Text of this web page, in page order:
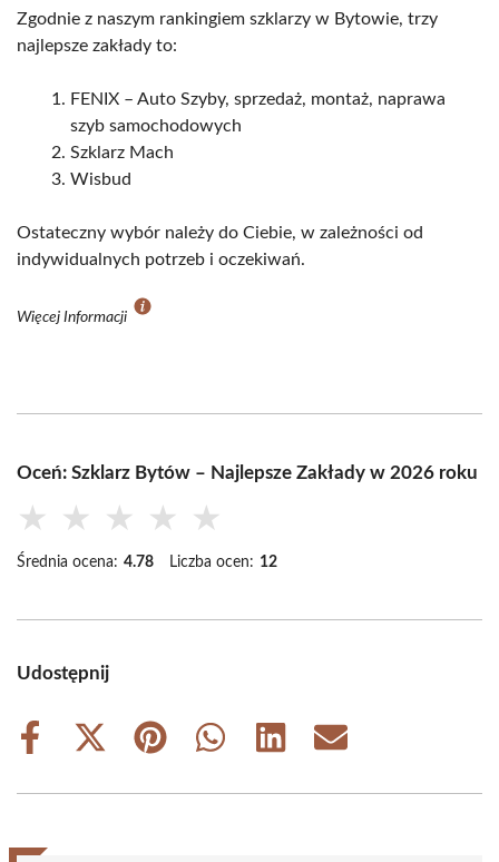
Zgodnie z naszym rankingiem szklarzy w Bytowie, trzy
najlepsze zakłady to:
FENIX – Auto Szyby, sprzedaż, montaż, naprawa
szyb samochodowych
Szklarz Mach
Wisbud
Ostateczny wybór należy do Ciebie, w zależności od
indywidualnych potrzeb i oczekiwań.
Więcej Informacji
Oceń: Szklarz Bytów – Najlepsze Zakłady w 2026 roku
★ ★ ★ ★ ★
Średnia ocena: 4.78 Liczba ocen: 12
Udostępnij
Share
Share
(Twitter)
Share
Share
Share
Share